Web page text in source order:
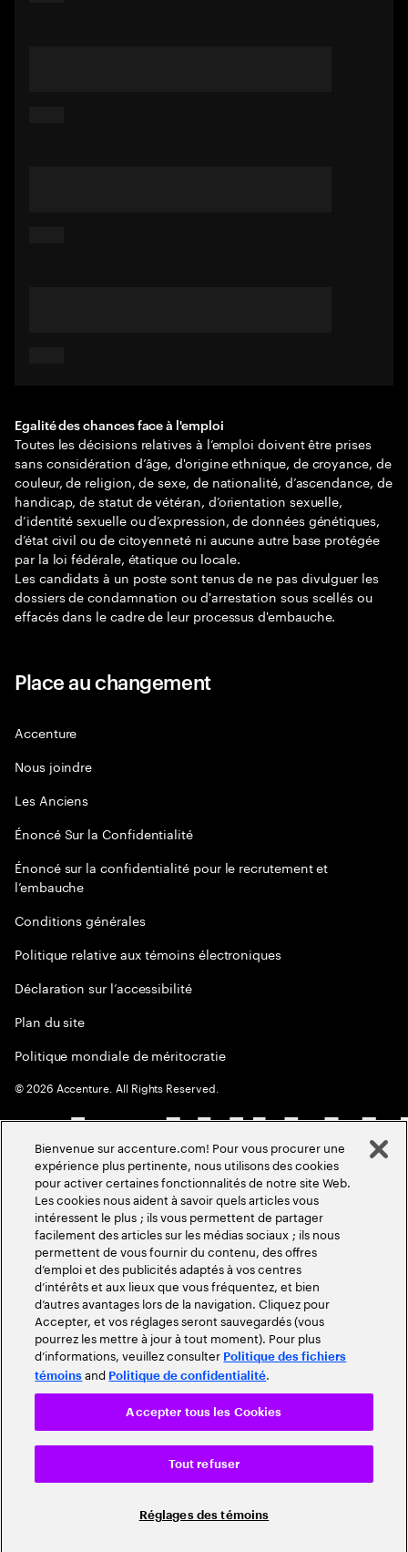
Egalité des chances face à l'emploi
Toutes les décisions relatives à l’emploi doivent être prises
sans considération d’âge, d'origine ethnique, de croyance, de
couleur, de religion, de sexe, de nationalité, d’ascendance, de
handicap, de statut de vétéran, d’orientation sexuelle,
d’identité sexuelle ou d’expression, de données génétiques,
d’état civil ou de citoyenneté ni aucune autre base protégée
par la loi fédérale, étatique ou locale.
Les candidats à un poste sont tenus de ne pas divulguer les
dossiers de condamnation ou d'arrestation sous scellés ou
effacés dans le cadre de leur processus d'embauche.
Place au changement
Accenture
Nous joindre
Les Anciens
Énoncé Sur la Confidentialité
Énoncé sur la confidentialité pour le recrutement et
l’embauche
Conditions générales
Politique relative aux témoins électroniques
Déclaration sur l’accessibilité
Plan du site
Politique mondiale de méritocratie
©2026 Accenture. All Rights Reserved.
Bienvenue sur accenture.com! Pour vous procurer une
expérience plus pertinente, nous utilisons des cookies
pour activer certaines fonctionnalités de notre site Web.
Les cookies nous aident à savoir quels articles vous
intéressent le plus ; ils vous permettent de partager
facilement des articles sur les médias sociaux ; ils nous
permettent de vous fournir du contenu, des offres
d’emploi et des publicités adaptés à vos centres
d’intérêts et aux lieux que vous fréquentez, et bien
d’autres avantages lors de la navigation. Cliquez pour
Accepter, et vos réglages seront sauvegardés (vous
pourrez les mettre à jour à tout moment). Pour plus
d’informations, veuillez consulter Politique des fichiers
témoins and Politique de confidentialité.
Réglages des témoins
Tout refuser
Accepter tous les Cookies